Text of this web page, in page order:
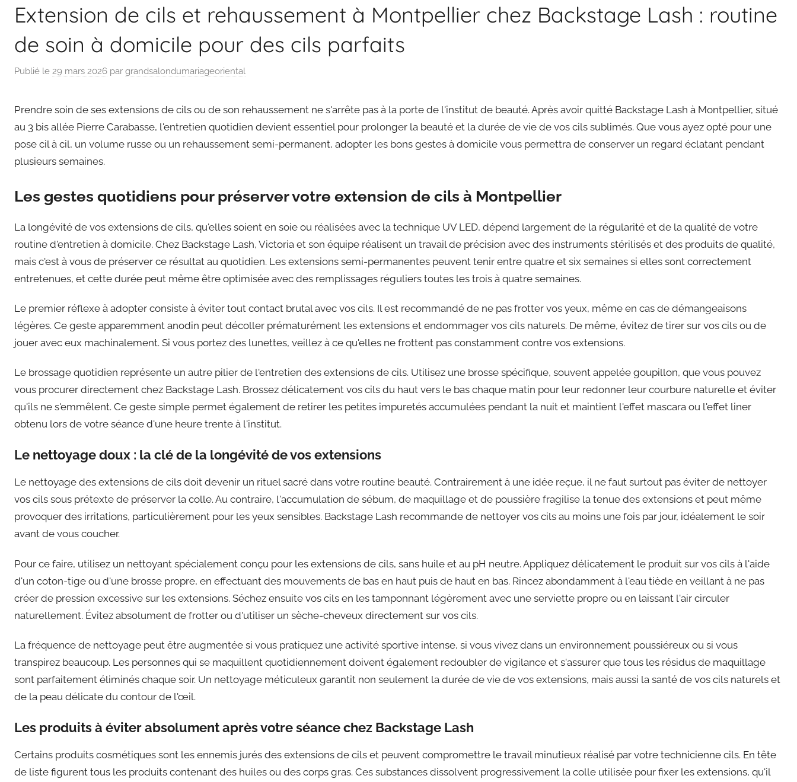
Extension de cils et rehaussement à Montpellier chez Backstage Lash : routine
de soin à domicile pour des cils parfaits
Publié le 29 mars 2026 par grandsalondumariageoriental
Prendre soin de ses extensions de cils ou de son rehaussement ne s'arrête pas à la porte de l'institut de beauté. Après avoir quitté Backstage Lash à Montpellier, situé
au 3 bis allée Pierre Carabasse, l'entretien quotidien devient essentiel pour prolonger la beauté et la durée de vie de vos cils sublimés. Que vous ayez opté pour une
pose cil à cil, un volume russe ou un rehaussement semi-permanent, adopter les bons gestes à domicile vous permettra de conserver un regard éclatant pendant
plusieurs semaines.
Les gestes quotidiens pour préserver votre extension de cils à Montpellier
La longévité de vos extensions de cils, qu'elles soient en soie ou réalisées avec la technique UV LED, dépend largement de la régularité et de la qualité de votre
routine d'entretien à domicile. Chez Backstage Lash, Victoria et son équipe réalisent un travail de précision avec des instruments stérilisés et des produits de qualité,
mais c'est à vous de préserver ce résultat au quotidien. Les extensions semi-permanentes peuvent tenir entre quatre et six semaines si elles sont correctement
entretenues, et cette durée peut même être optimisée avec des remplissages réguliers toutes les trois à quatre semaines.
Le premier réflexe à adopter consiste à éviter tout contact brutal avec vos cils. Il est recommandé de ne pas frotter vos yeux, même en cas de démangeaisons
légères. Ce geste apparemment anodin peut décoller prématurément les extensions et endommager vos cils naturels. De même, évitez de tirer sur vos cils ou de
jouer avec eux machinalement. Si vous portez des lunettes, veillez à ce qu'elles ne frottent pas constamment contre vos extensions.
Le brossage quotidien représente un autre pilier de l'entretien des extensions de cils. Utilisez une brosse spécifique, souvent appelée goupillon, que vous pouvez
vous procurer directement chez Backstage Lash. Brossez délicatement vos cils du haut vers le bas chaque matin pour leur redonner leur courbure naturelle et éviter
qu'ils ne s'emmêlent. Ce geste simple permet également de retirer les petites impuretés accumulées pendant la nuit et maintient l'effet mascara ou l'effet liner
obtenu lors de votre séance d'une heure trente à l'institut.
Le nettoyage doux : la clé de la longévité de vos extensions
Le nettoyage des extensions de cils doit devenir un rituel sacré dans votre routine beauté. Contrairement à une idée reçue, il ne faut surtout pas éviter de nettoyer
vos cils sous prétexte de préserver la colle. Au contraire, l'accumulation de sébum, de maquillage et de poussière fragilise la tenue des extensions et peut même
provoquer des irritations, particulièrement pour les yeux sensibles. Backstage Lash recommande de nettoyer vos cils au moins une fois par jour, idéalement le soir
avant de vous coucher.
Pour ce faire, utilisez un nettoyant spécialement conçu pour les extensions de cils, sans huile et au pH neutre. Appliquez délicatement le produit sur vos cils à l'aide
d'un coton-tige ou d'une brosse propre, en effectuant des mouvements de bas en haut puis de haut en bas. Rincez abondamment à l'eau tiède en veillant à ne pas
créer de pression excessive sur les extensions. Séchez ensuite vos cils en les tamponnant légèrement avec une serviette propre ou en laissant l'air circuler
naturellement. Évitez absolument de frotter ou d'utiliser un sèche-cheveux directement sur vos cils.
La fréquence de nettoyage peut être augmentée si vous pratiquez une activité sportive intense, si vous vivez dans un environnement poussiéreux ou si vous
transpirez beaucoup. Les personnes qui se maquillent quotidiennement doivent également redoubler de vigilance et s'assurer que tous les résidus de maquillage
sont parfaitement éliminés chaque soir. Un nettoyage méticuleux garantit non seulement la durée de vie de vos extensions, mais aussi la santé de vos cils naturels et
de la peau délicate du contour de l'œil.
Les produits à éviter absolument après votre séance chez Backstage Lash
Certains produits cosmétiques sont les ennemis jurés des extensions de cils et peuvent compromettre le travail minutieux réalisé par votre technicienne cils. En tête
de liste figurent tous les produits contenant des huiles ou des corps gras. Ces substances dissolvent progressivement la colle utilisée pour fixer les extensions, qu'il